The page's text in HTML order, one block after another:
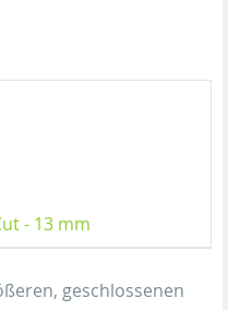
- 13 mm
geschlossenen